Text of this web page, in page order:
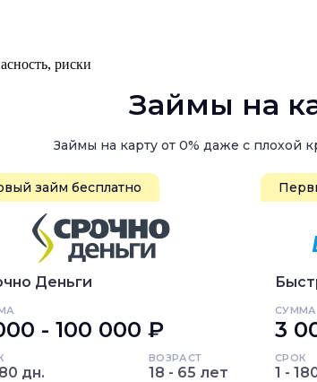
риски
Займы на
Займы на карту от 0% даже с плохой
займ бесплатно
Деньги
- 100 000 ₽
дн.
ВОЗРАСТ
18 - 65 лет
СУММА
3
СРОК
1 -